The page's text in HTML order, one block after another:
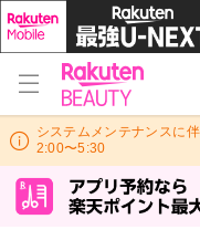
システムメンテナンスに
2:00〜5:30